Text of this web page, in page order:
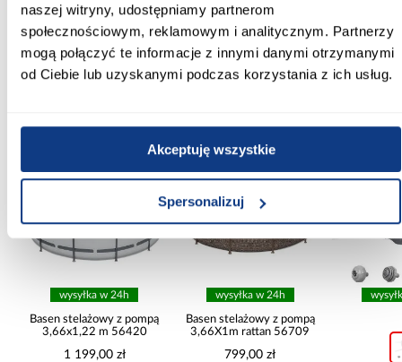
naszej witryny, udostępniamy partnerom
społecznościowym, reklamowym i analitycznym. Partnerzy
mogą połączyć te informacje z innymi danymi otrzymanymi
od Ciebie lub uzyskanymi podczas korzystania z ich usług.
Akceptuję wszystkie
Spersonalizuj
osłony balkonowe
wysyłka w 24h
Basen stelażowy z pompą
3,66x1,22 m 56420
1 199,00 zł
PORÓWNAJ
wysyłka w 24h
Basen stelażowy z pompą
3,66X1m rattan 56709
799,00 zł